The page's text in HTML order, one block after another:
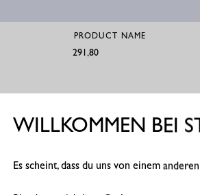
PRODUCT NAME
€291,80
WILLKOMMEN BEI
Es scheint, dass du uns von einem